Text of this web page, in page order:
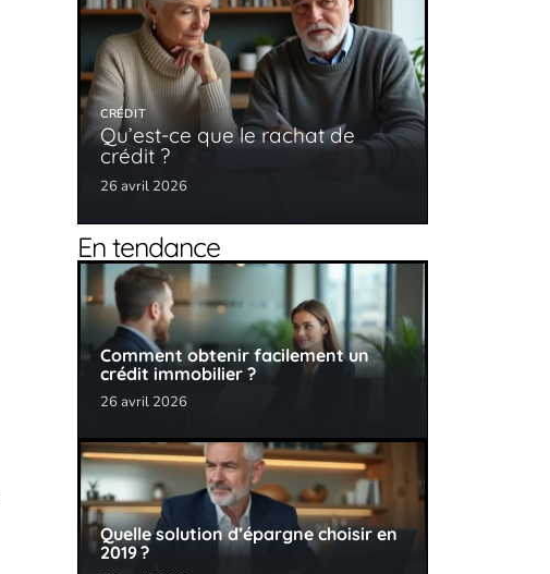
CRÉDIT
Qu’est-ce que le rachat de
crédit ?
26 avril 2026
En tendance
Comment obtenir facilement un
crédit immobilier ?
26 avril 2026
Quelle solution d’épargne choisir en
2019 ?